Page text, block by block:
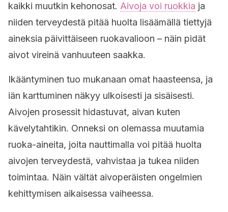
kaikki muutkin kehonosat. Aivoja voi ruokkia ja
niiden terveydestä pitää huolta lisäämällä tiettyjä
aineksia päivittäiseen ruokavalioon – näin pidät
aivot vireinä vanhuuteen saakka.
Ikääntyminen tuo mukanaan omat haasteensa, ja
iän karttuminen näkyy ulkoisesti ja sisäisesti.
Aivojen prosessit hidastuvat, aivan kuten
kävelytahtikin. Onneksi on olemassa muutamia
ruoka-aineita, joita nauttimalla voi pitää huolta
aivojen terveydestä, vahvistaa ja tukea niiden
toimintaa. Näin vältät aivoperäisten ongelmien
kehittymisen aikaisessa vaiheessa.